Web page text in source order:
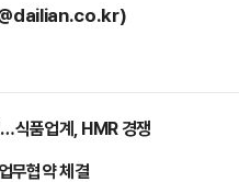
식품업계, HMR 경쟁
무협약 체결